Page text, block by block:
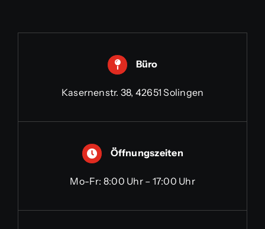
Büro
Kasernenstr. 38, 42651 Solingen
Öffnungszeiten
Mo-Fr: 8:00 Uhr – 17:00 Uhr